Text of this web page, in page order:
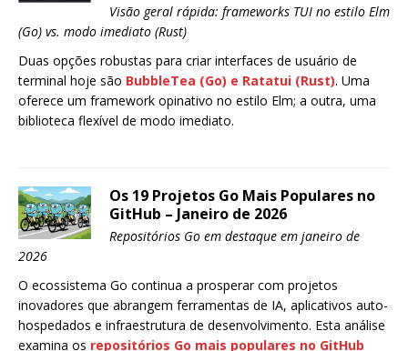
Visão geral rápida: frameworks TUI no estilo Elm
(Go) vs. modo imediato (Rust)
Duas opções robustas para criar interfaces de usuário de
terminal hoje são BubbleTea (Go) e Ratatui (Rust). Uma
oferece um framework opinativo no estilo Elm; a outra, uma
biblioteca flexível de modo imediato.
Os 19 Projetos Go Mais Populares no
GitHub – Janeiro de 2026
Repositórios Go em destaque em janeiro de
2026
O ecossistema Go continua a prosperar com projetos
inovadores que abrangem ferramentas de IA, aplicativos auto-
hospedados e infraestrutura de desenvolvimento. Esta análise
examina os repositórios Go mais populares no GitHub